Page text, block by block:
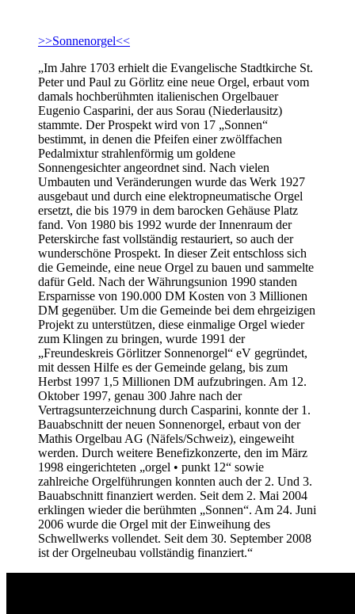
>>Sonnenorgel<<
„Im Jahre 1703 erhielt die Evangelische Stadtkirche St.
Peter und Paul zu Görlitz eine neue Orgel, erbaut vom
damals hochberühmten italienischen Orgelbauer
Eugenio Casparini, der aus Sorau (Niederlausitz)
stammte. Der Prospekt wird von 17 „Sonnen“
bestimmt, in denen die Pfeifen einer zwölffachen
Pedalmixtur strahlenförmig um goldene
Sonnengesichter angeordnet sind. Nach vielen
Umbauten und Veränderungen wurde das Werk 1927
ausgebaut und durch eine elektropneumatische Orgel
ersetzt, die bis 1979 in dem barocken Gehäuse Platz
fand. Von 1980 bis 1992 wurde der Innenraum der
Peterskirche fast vollständig restauriert, so auch der
wunderschöne Prospekt. In dieser Zeit entschloss sich
die Gemeinde, eine neue Orgel zu bauen und sammelte
dafür Geld. Nach der Währungsunion 1990 standen
Ersparnisse von 190.000 DM Kosten von 3 Millionen
DM gegenüber. Um die Gemeinde bei dem ehrgeizigen
Projekt zu unterstützen, diese einmalige Orgel wieder
zum Klingen zu bringen, wurde 1991 der
„Freundeskreis Görlitzer Sonnenorgel“ eV gegründet,
mit dessen Hilfe es der Gemeinde gelang, bis zum
Herbst 1997 1,5 Millionen DM aufzubringen. Am 12.
Oktober 1997, genau 300 Jahre nach der
Vertragsunterzeichnung durch Casparini, konnte der 1.
Bauabschnitt der neuen Sonnenorgel, erbaut von der
Mathis Orgelbau AG (Näfels/Schweiz), eingeweiht
werden. Durch weitere Benefizkonzerte, den im März
1998 eingerichteten „orgel • punkt 12“ sowie
zahlreiche Orgelführungen konnten auch der 2. Und 3.
Bauabschnitt finanziert werden. Seit dem 2. Mai 2004
erklingen wieder die berühmten „Sonnen“. Am 24. Juni
2006 wurde die Orgel mit der Einweihung des
Schwellwerks vollendet. Seit dem 30. September 2008
ist der Orgelneubau vollständig finanziert.“